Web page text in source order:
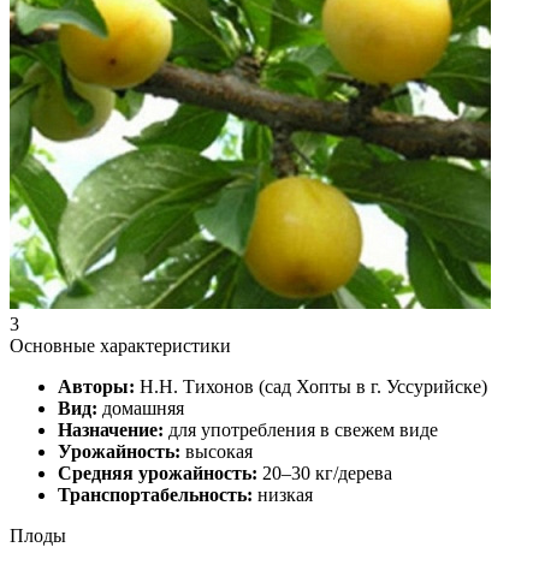
3
Основные характеристики
Авторы: Н.Н. Тихонов (сад Хопты в г. Уссурийске)
Вид: домашняя
Назначение: для употребления в свежем виде
Урожайность: высокая
Средняя урожайность: 20–30 кг/дерева
Транспортабельность: низкая
Плоды